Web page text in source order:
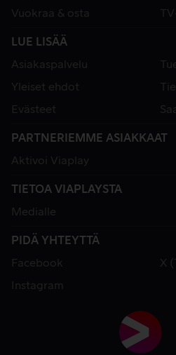
Vuokraa & osta
LUE LISÄÄ
Asiakaspalvelu
Yleiset ehdot
Evästeet
PARTNERIEMME ASIAKKAAT
Aktivoi Viaplay
TIETOA VIAPLAYSTA
Medialle
PIDÄ YHTEYTTÄ
Facebook
X
Instagram